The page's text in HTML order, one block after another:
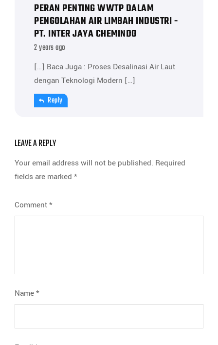
PERAN PENTING WWTP DALAM
PENGOLAHAN AIR LIMBAH INDUSTRI -
PT. INTER JAYA CHEMINDO
2 years ago
[…] Baca Juga : Proses Desalinasi Air Laut
dengan Teknologi Modern […]
Reply
LEAVE A REPLY
Your email address will not be published. Required
fields are marked *
Comment*
Name*